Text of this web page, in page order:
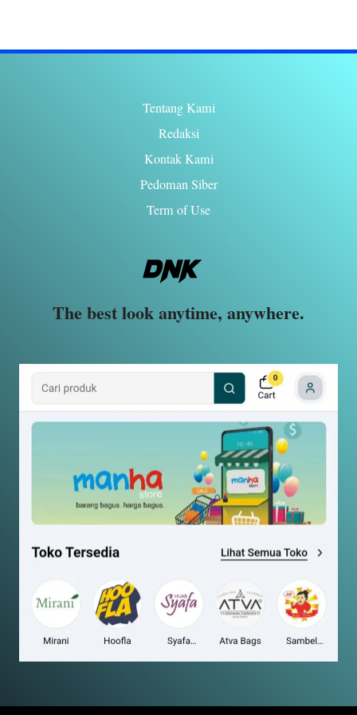
Tentang Kami
Redaksi
Kontak Kami
Pedoman Siber
Term of Use
The best look anytime, anywhere.